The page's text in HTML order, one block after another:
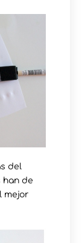
del
han de
mejor